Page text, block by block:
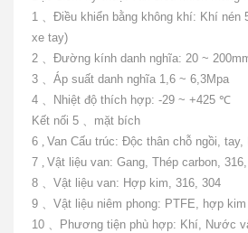
1 、 Điều khiển bằng không khí: Khí nén
xe tay)
2 、 Đường kính danh nghĩa: 20 ~
3 、 Áp suất danh nghĩa 1,6 ~ 6,3Mpa
4 、 Nhiệt độ thích hợp: -29 ~ +425 ℃
Kết nối 5 、 mặt bích
6 , Van Cấu trúc: Độc thân chỗ ngồi, tay,
7 , Vật liệu van: Gang, Thép carbon,
8 、 Vật liệu van: Hợp kim, 316, 304
9 、 Vật liệu niêm phong: PTFE, hợp kim
10 、
Phương tiện phù hợp: Khí, Nước